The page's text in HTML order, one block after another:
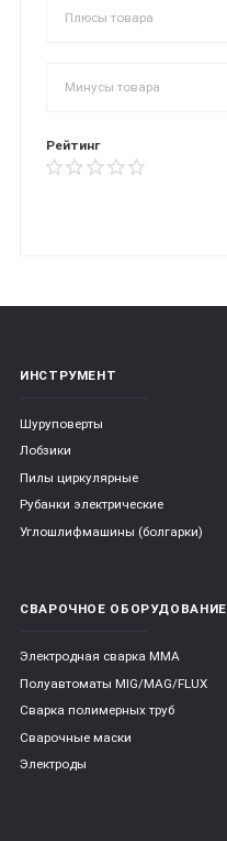
Рейтинг
ИНСТРУМЕНТ
Шуруповерты
Лобзики
Пилы циркулярные
Рубанки электрические
Углошлифмашины (болгарки)
СВАРОЧНОЕ ОБОРУДОВАНИЕ
Электродная сварка ММА
Полуавтоматы MIG/MAG/FLUX
Сварка полимерных труб
Сварочные маски
Электроды